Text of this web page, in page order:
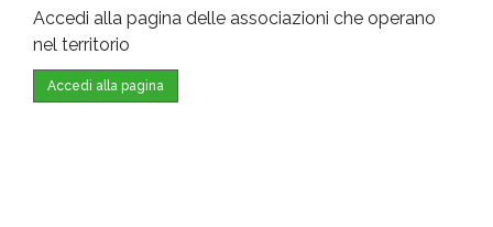
Accedi alla pagina delle associazioni che operano
nel territorio
Accedi alla pagina